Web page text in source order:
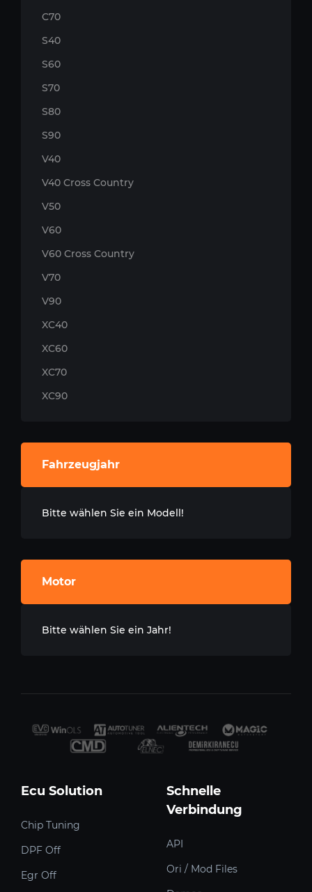
C70
S40
S60
S70
S80
S90
V40
V40 Cross Country
V50
V60
V60 Cross Country
V70
V90
XC40
XC60
XC70
XC90
Fahrzeugjahr
Bitte wählen Sie ein Modell!
Motor
Bitte wählen Sie ein Jahr!
Ecu Solution
Chip Tuning
DPF Off
Egr Off
Schnelle
Verbindung
API
Ori / Mod Files